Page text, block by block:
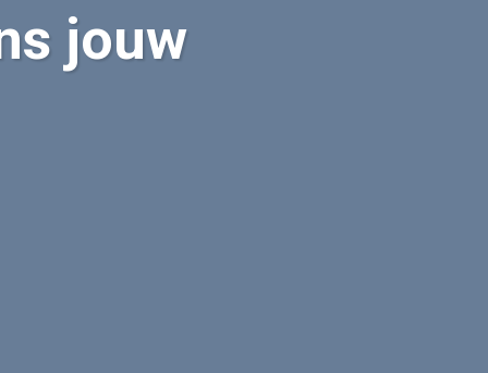
jouw